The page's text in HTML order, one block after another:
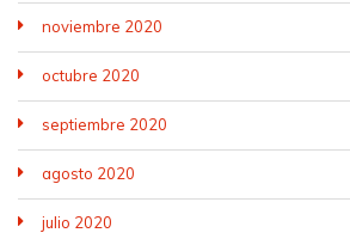
noviembre 2020
octubre 2020
septiembre 2020
agosto 2020
julio 2020